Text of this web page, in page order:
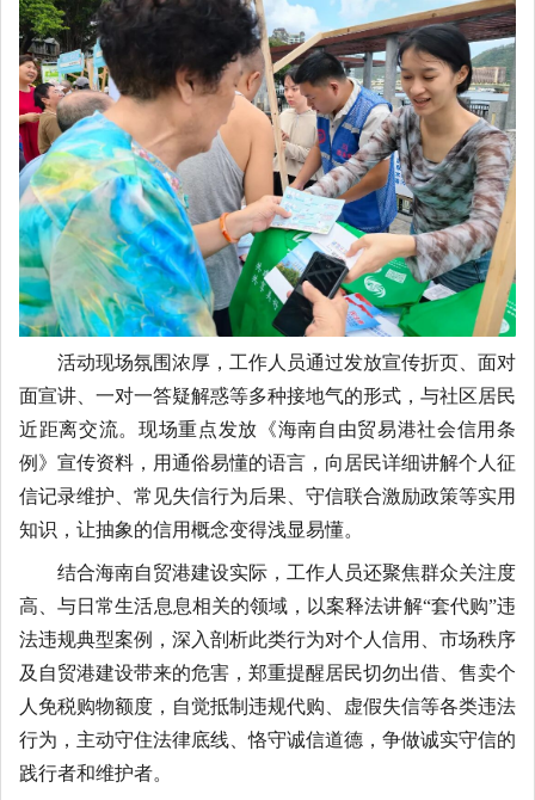
活动现场氛围浓厚，工作人员通过发放宣传折页、面对
面宣讲、一对一答疑解惑等多种接地气的形式，与社区居民
近距离交流。现场重点发放《海南自由贸易港社会信用条
例》宣传资料，用通俗易懂的语言，向居民详细讲解个人征
信记录维护、常见失信行为后果、守信联合激励政策等实用
知识，让抽象的信用概念变得浅显易懂。
结合海南自贸港建设实际，工作人员还聚焦群众关注度
高、与日常生活息息相关的领域，以案释法讲解“套代购”违
法违规典型案例，深入剖析此类行为对个人信用、市场秩序
及自贸港建设带来的危害，郑重提醒居民切勿出借、售卖个
人免税购物额度，自觉抵制违规代购、虚假失信等各类违法
行为，主动守住法律底线、恪守诚信道德，争做诚实守信的
践行者和维护者。